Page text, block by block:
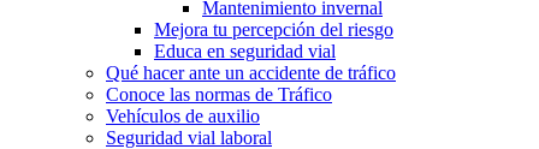
Mantenimiento invernal
Mejora tu percepción del riesgo
Educa en seguridad vial
Qué hacer ante un accidente de tráfico
Conoce las normas de Tráfico
Vehículos de auxilio
Seguridad vial laboral